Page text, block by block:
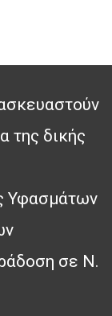
της δικής
Υφασμάτων
σε Ν.